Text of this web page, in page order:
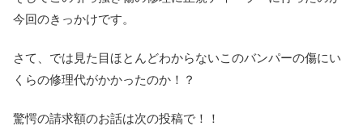
今回のきっかけです。
さて、では見た目ほとんどわからないこのバンパーの傷にい
くらの修理代がかかったのか！？
驚愕の請求額のお話は次の投稿で！！